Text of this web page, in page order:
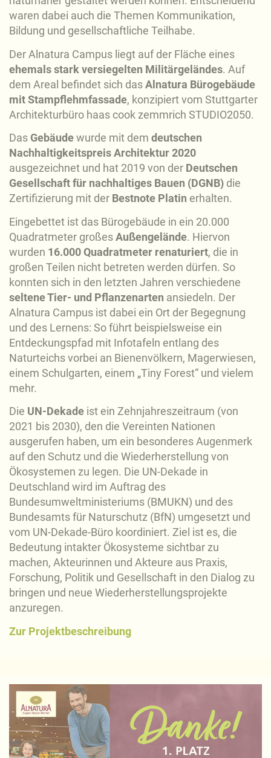
waren dabei auch die Themen Kommunikation,
Bildung und gesellschaftliche Teilhabe.
Der Alnatura Campus liegt auf der Fläche eines
ehemals stark versiegelten Militärgeländes. Auf
dem Areal befindet sich dasAlnatura Bürogebäude
mit Stampflehmfassade, konzipiert vom Stuttgarter
Architekturbüro haas cook zemmrich STUDIO2050.
Das Gebäudewurde mit dem deutschen
Nachhaltigkeitspreis Architektur 2020
ausgezeichnet und hat 2019 von der Deutschen
Gesellschaft für nachhaltiges Bauen (DGNB) die
Zertifizierung mit der Bestnote Platin erhalten.
Eingebettet ist das Bürogebäude in ein 20.000
Quadratmeter großesAußengelände. Hiervon
wurden 16.000 Quadratmeter renaturiert, die in
großen Teilen nicht betreten werden dürfen. So
konnten sich in den letzten Jahren verschiedene
seltene Tier- und Pflanzenarten ansiedeln. Der
Alnatura Campus ist dabei ein Ort der Begegnung
und des Lernens: So führt beispielsweise ein
Entdeckungspfad mit Infotafeln entlang des
Naturteichs vorbei an Bienenvölkern, Magerwiesen,
einem Schulgarten, einem „Tiny Forest“ und vielem
mehr.
Die UN-Dekade ist ein Zehnjahreszeitraum (von
2021 bis 2030), den die Vereinten Nationen
ausgerufen haben, um ein besonderes Augenmerk
auf den Schutz und die Wiederherstellung von
Ökosystemen zu legen. Die UN-Dekade in
Deutschland wird im Auftrag des
Bundesumweltministeriums (BMUKN) und des
Bundesamts für Naturschutz (BfN) umgesetzt und
vom UN-Dekade-Büro koordiniert. Ziel ist es, die
Bedeutung intakter Ökosysteme sichtbar zu
machen, Akteurinnen und Akteure aus Praxis,
Forschung, Politik und Gesellschaft in den Dialog zu
bringen und neue Wiederherstellungsprojekte
anzuregen.
Zur Projektbeschreibung